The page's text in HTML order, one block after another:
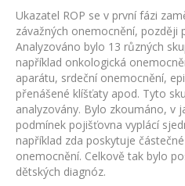
Ukazatel ROP se v první fázi
závažných onemocnění, později
Analyzováno bylo 13 různých
například onkologická
aparátu, srdeční onemocnění,
přenášené klíšťaty apod. Tyto
analyzovány. Bylo zkoumáno, v
podmínek pojišťovna vyplácí
například zda poskytuje
onemocnění. Celkově tak bylo
dětských diagnóz.